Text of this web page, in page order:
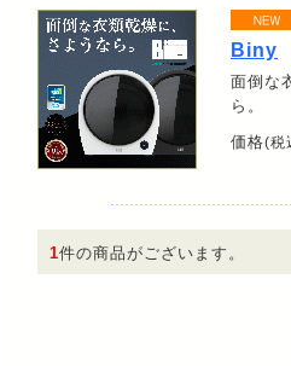
Biny
面倒な
価格(税
1件の商品がございます。